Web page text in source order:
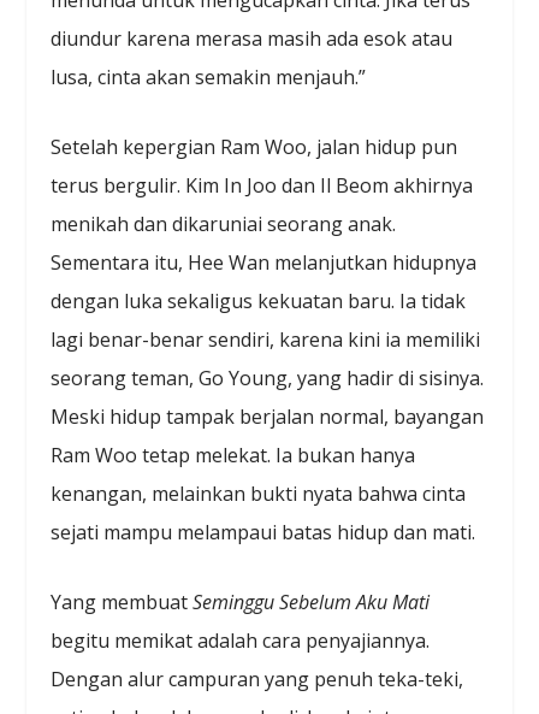
diundur karena merasa masih ada esok atau
lusa, cinta akan semakin menjauh.”
Setelah kepergian Ram Woo, jalan hidup pun
terus bergulir. Kim In Joo dan Il Beom akhirnya
menikah dan dikaruniai seorang anak.
Sementara itu, Hee Wan melanjutkan hidupnya
dengan luka sekaligus kekuatan baru. Ia tidak
lagi benar-benar sendiri, karena kini ia memiliki
seorang teman, Go Young, yang hadir di sisinya.
Meski hidup tampak berjalan normal, bayangan
Ram Woo tetap melekat. Ia bukan hanya
kenangan, melainkan bukti nyata bahwa cinta
sejati mampu melampaui batas hidup dan mati.
Yang membuatSeminggu Sebelum Aku Mati
begitu memikat adalah cara penyajiannya.
Dengan alur campuran yang penuh teka-teki,